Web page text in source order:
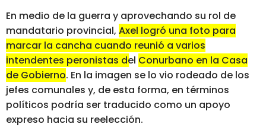
En medio de la guerra y aprovechando su rol de
mandatario provincial, Axel logró una foto para
marcar la cancha cuando reunió a varios
intendentes peronistas del Conurbano en la Casa
de Gobierno. En la imagen se lo vio rodeado de los
jefes comunales y, de esta forma, en términos
políticos podría ser traducido como un apoyo
expreso hacia su reelección.